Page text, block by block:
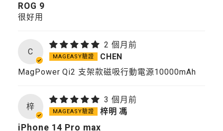
ROG 9
很好用
C
2 個月前
CHEN
MagPower Qi2 支架款磁吸行動電源10000mAh
梓
3 個月前
梓明 馮
iPhone 14 Pro max